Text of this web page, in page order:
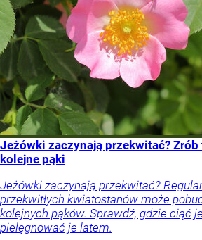
Jeżówki zaczynają przekwitać?
kolejne pąki
Jeżówki zaczynają przekwitać?
przekwitłych kwiatostanów może
kolejnych pąków. Sprawdź, gdzie ciąć
pielęgnować je latem.